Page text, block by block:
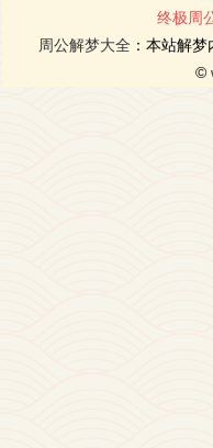
终极周
周公解梦大全 ：本站解
©